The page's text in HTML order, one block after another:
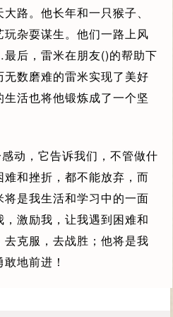
路。他长年和一只猴子、
杂耍谋生。他们一路上风
后，雷米在朋友()的帮助下
数磨难的雷米实现了美好
活也将他锻炼成了一个坚
动，它告诉我们，不管做什
和挫折，都不能放弃，而
是我生活和学习中的一面
激励我，让我遇到困难和
克服，去战胜；他将是我
地前进！